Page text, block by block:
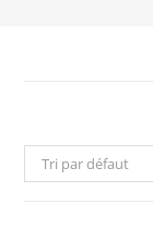
Tri par défaut